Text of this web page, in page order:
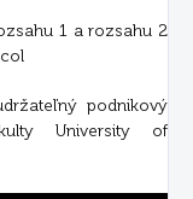
1 a rozsahu 2
podnikový
University of